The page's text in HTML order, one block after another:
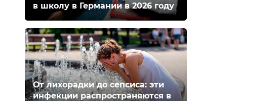
в школу в Германии в 2026 году
От лихорадки до сепсиса: эти
инфекции распространяются в